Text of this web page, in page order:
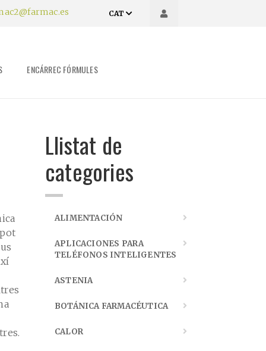
CAT
ENCÁRREC FÓRMULES
Llistat de
categories
ALIMENTACIÓN
APLICACIONES PARA
TELÉFONOS INTELIGENTES
ASTENIA
BOTÁNICA FARMACÉUTICA
CALOR